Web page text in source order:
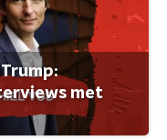
met